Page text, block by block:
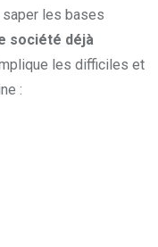
saper les bases
société déjà
les difficiles et
: